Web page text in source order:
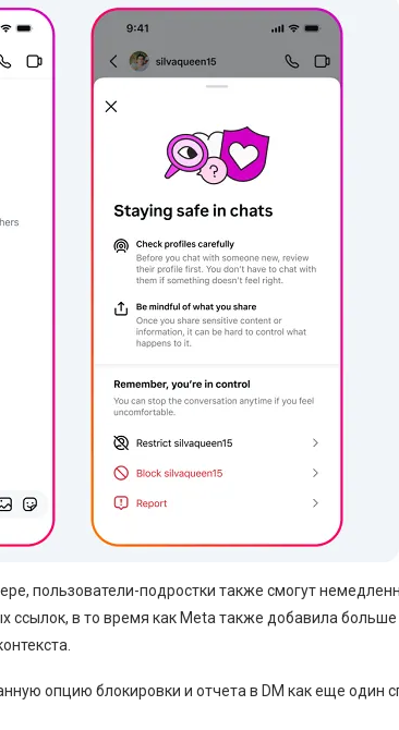
пользователи-подростки также смогут
ссылок, в то время как Meta также добавила
опцию блокировки и отчета в DM как еще один